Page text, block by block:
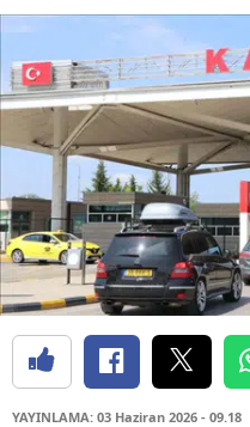
YAYINLAMA: 03 Haziran 2026 - 09.18